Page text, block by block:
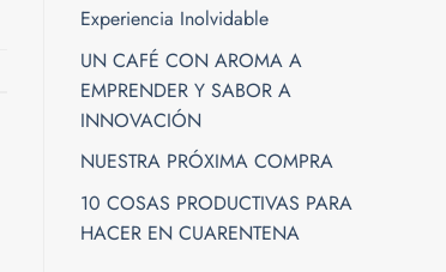
Experiencia Inolvidable
UN CAFÉ CON AROMA A
EMPRENDER Y SABOR A
INNOVACIÓN
NUESTRA PRÓXIMA COMPRA
10 COSAS PRODUCTIVAS PARA
HACER EN CUARENTENA